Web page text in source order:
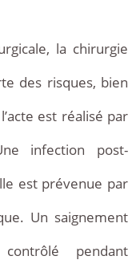
la chirurgie
des risques, bien
est réalisé par
infection post-
est prévenue par
Un saignement
pendant